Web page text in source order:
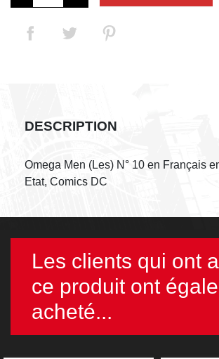
DESCRIPTION
Omega Men (Les) N° 10 en Français
Etat, Comics DC
Les clients qui ont
ce produit ont
acheté...